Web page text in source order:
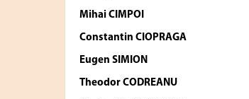
Mihai CIMPOI
Constantin CIOPRAGA
Eugen SIMION
Theodor CODREANU